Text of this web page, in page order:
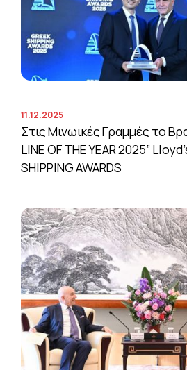
11.12.2025
Στις Μινωικές Γραμμές το
LINE OF THE YEAR 2025”
SHIPPING AWARDS